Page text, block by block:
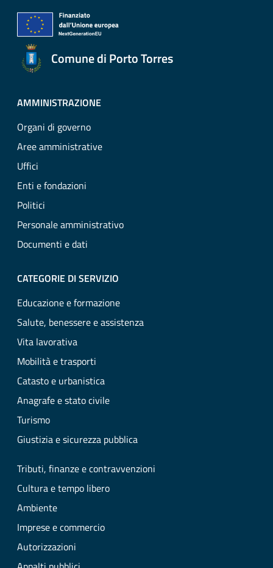
Comune di Porto Torres
AMMINISTRAZIONE
Organi di governo
Aree amministrative
Uffici
Enti e fondazioni
Politici
Personale amministrativo
Documenti e dati
CATEGORIE DI SERVIZIO
Educazione e formazione
Salute, benessere e assistenza
Vita lavorativa
Mobilità e trasporti
Catasto e urbanistica
Anagrafe e stato civile
Turismo
Giustizia e sicurezza pubblica
Tributi, finanze e contravvenzioni
Cultura e tempo libero
Ambiente
Imprese e commercio
Autorizzazioni